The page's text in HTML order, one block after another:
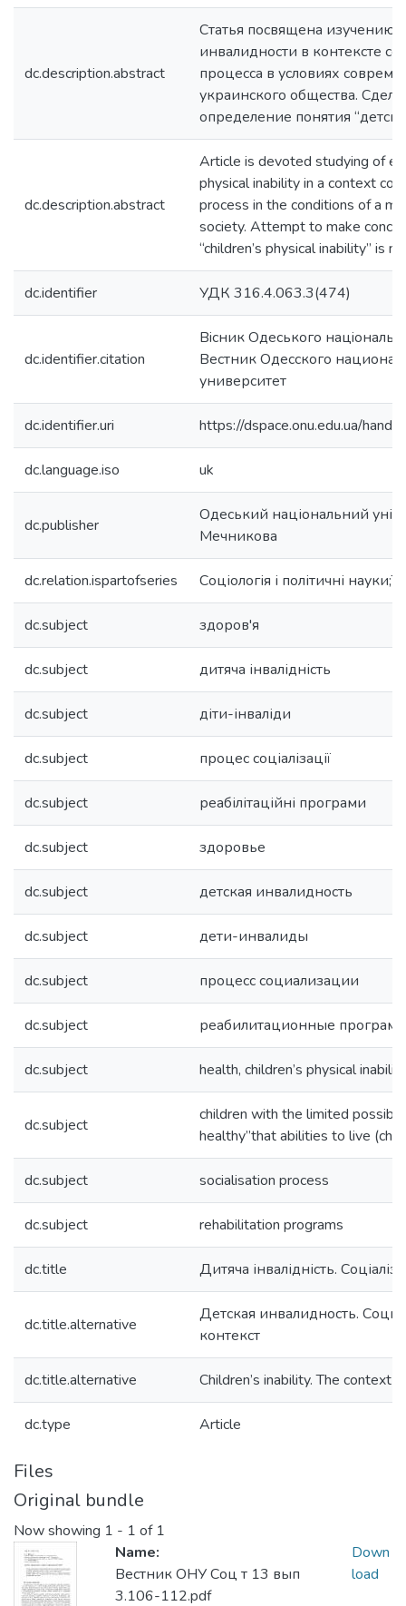
dc.description.abstract
Статья посвящена изучению
инвалидности в контексте
процесса в условиях
украинского общества.
определение понятия
dc.description.abstract
Article is devoted studying of
physical inability in a context
process in the conditions of a
society. Attempt to make
“children’s physical inability” is
dc.identifier УДК 316.4.063.3(474)
dc.identifier.citation
Вiсник Одеського
Вестник Одесского
университет
dc.identifier.uri https://dspace.onu.edu.ua/
dc.language.iso uk
dc.publisher
Одеський національний
Мечникова
dc.relation.ispartofseries Соціологія і політичні
dc.subject здоров'я
dc.subject дитяча інвалідність
dc.subject діти-інваліди
dc.subject процес соціалізації
dc.subject реабілітаційні програми
dc.subject здоровье
dc.subject детская инвалидность
dc.subject дети-инвалиды
dc.subject процесс социализации
dc.subject реабилитационные
dc.subject health, children’s physical inability
dc.subject
children with the limited
healthy”that abilities to live
dc.subject socialisation process
dc.subject rehabilitation programs
dc.title Дитяча інвалідність.
dc.title.alternative
Детская инвалидность.
контекст
dc.title.alternative Children’s inability. The context
dc.type Article
Files
Original bundle
Now showing 1 - 1 of 1
Name:
Вестник ОНУ Соц т 13 вып
3.106-112.pdf
Down
load